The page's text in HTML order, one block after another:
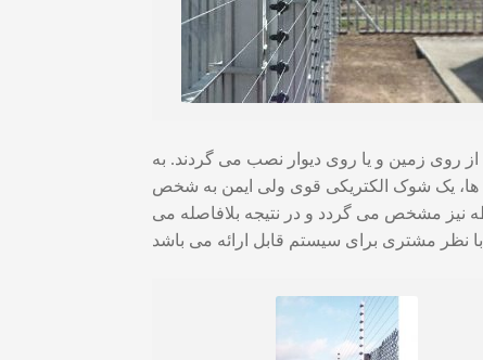
روی زمین و یا روی دیوار نصب می گردند. به
ها، یک شوک الکتریکی قوی ولی ایمن به شخص
نیز مشخص می گردد و در نتیجه بلافاصله می